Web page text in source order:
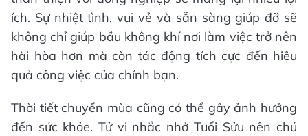
ích. Sự nhiệt tình, vui vẻ và sẵn sàng giúp đỡ sẽ
không chỉ giúp bầu không khí nơi làm việc trở nên
hài hòa hơn mà còn tác động tích cực đến hiệu
quả công việc của chính bạn.
Thời tiết chuyển mùa cũng có thể gây ảnh hưởng
đến sức khỏe. Tử vi nhắc nhở Tuổi Sửu nên chú